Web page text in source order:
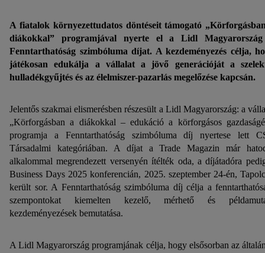
A fiatalok környezettudatos döntéseit támogató
diákokkal” programjával nyerte el a Lidl
Fenntarthatóság szimbóluma díjat. A kezdeményezés célja,
játékosan edukálja a vállalat a jövő generációját a
hulladékgyűjtés és az élelmiszer-pazarlás megelőzése kapcsán.
Jelentős szakmai elismerésben részesült a Lidl Magyarország: a
„Körforgásban a diákokkal – edukáció a körforgásos
programja a Fenntarthatóság szimbóluma díj nyertese lett
Társadalmi kategóriában. A díjat a Trade Magazin már
alkalommal megrendezett versenyén ítélték oda, a díjátadóra
Business Days 2025 konferencián, 2025. szeptember 24-én,
került sor. A Fenntarthatóság szimbóluma díj célja a
szempontokat kiemelten kezelő, mérhető és
kezdeményezések bemutatása.
A Lidl Magyarország programjának célja, hogy elsősorban az